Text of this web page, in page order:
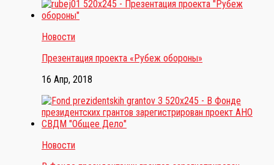
Новости
Презентация проекта «Рубеж обороны»
16 Апр, 2018
Новости